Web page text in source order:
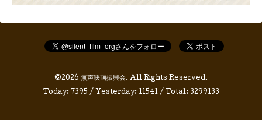
©2026 無声映画振興会. All Rights Reserved.
Today: 7395 / Yesterday: 11541/ Total: 3299133